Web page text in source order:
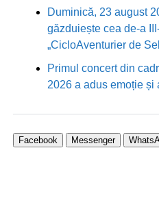
Duminică, 23 august
găzduiește cea de-a
„CicloAventurier de
Primul concert din
2026 a adus emoție și
Facebook Messenger